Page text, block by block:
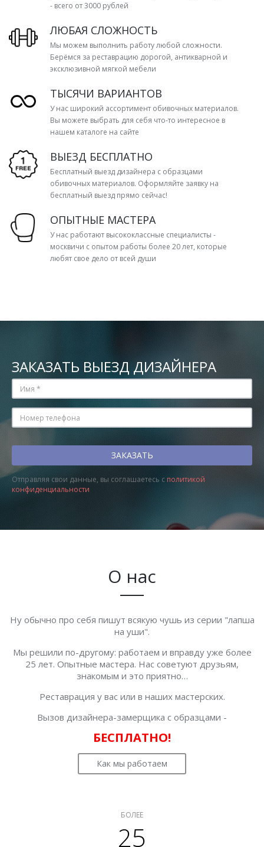
- всего от 3000 рублей
ЛЮБАЯ СЛОЖНОСТЬ
Мы можем выполнить работу любой сложности.
Берёмся за реставрацию дорогой, антикварной и
эксклюзивной мягкой мебели
ТЫСЯЧИ ВАРИАНТОВ
У нас широкий ассортимент обивочных материалов.
Вы можете выбрать для себя что-то интересное в
нашем каталоге на сайте
ВЫЕЗД БЕСПЛАТНО
Бесплатный выезд дизайнера с образцами
обивочных материалов. Оформляйте заявку на
бесплатный выезд прямо сейчас!
ОПЫТНЫЕ МАСТЕРА
У нас работают высококлассные специалисты -
москвичи с опытом работы более 20 лет, которые
любят свое дело от всей души
ЗАКАЗАТЬ ВЫЕЗД ДИЗАЙНЕРА
Отправляя свои данные, вы соглашаетесь с политикой
конфиденциальности
О нас
Ну обычно про себя пишут всякую чушь из серии "лапша
на уши".
Мы решили по-другому: работаем и вправду уже более
25 лет. Опытные мастера. Нас советуют друзьям,
знакомым и это приятно…
Реставрация у вас или в наших мастерских.
Вызов дизайнера-замерщика с образцами -
БЕСПЛАТНО!
Как мы работаем
БОЛЕЕ
25